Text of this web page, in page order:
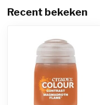
Recent bekeken